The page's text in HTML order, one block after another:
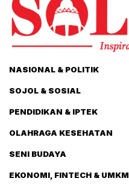
NASIONAL & POLITIK
SOJOL & SOSIAL
PENDIDIKAN & IPTEK
OLAHRAGA KESEHATAN
SENI BUDAYA
EKONOMI, FINTECH & UMKM